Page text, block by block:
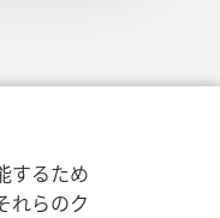
するため
れらのク